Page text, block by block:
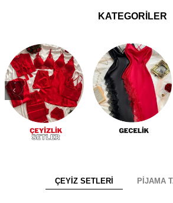
KATEGORİLER
ÇEYİZ SETLERİ PİJAMA